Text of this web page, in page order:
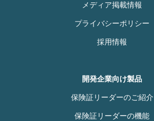
メディア掲載情報
プライバシーポリシー
採用情報
開発企業向け製品
保険証リーダーのご紹介
保険証リーダーの機能